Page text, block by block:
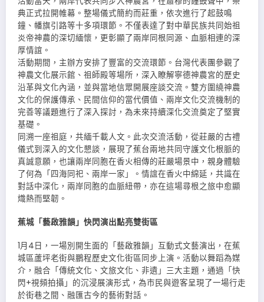
典正式拉開帷幕。整場儀式簡約而莊重，依次進行了起鼓鳴
鐘、幡旗引路等十多項環節。不僅表達了對中華民族共同始祖
炎帝神農的深切緬懷，更彰顯了兩岸同根同源、血脈相連的深
厚情誼。
活動期間，主辦方安排了豐富的交流環節。台灣代表團參觀了
神農文化展示館、祖師殿等場所，深入瞭解寧德神農宮的歷史
沿革與文化內涵，並與當地信眾開展座談交流。雙方圍繞神農
文化的保護傳承、民間信仰的當代價值、兩岸文化交流機制的
完善等議題進行了深入探討，為未來持續深化交流奠定了堅實
基礎。
同溯一座祖庭，共緬千載人文。此次交流活動，從莊嚴的古禮
儀式到深入的文化懇談，展現了蕉台兩地共同守護文化根脈的
真誠意願，也讓兩岸同胞在香火相傳的莊嚴場景中，親身體驗
了何為「四海同祀、兩岸一家」。情誼在香火中綿延，共識在
對話中深化，兩岸同胞的血脈紐帶，亦在這場尋根之旅中愈顯
熾熱而堅韌。
蕉城「藝啟雅韻」快閃演出點亮雙街區
1月4日，一場別開生面的「藝啟雅韻」互動式文藝演出，在蕉
城區蘆坪老街與鵬程歷史文化街區同步上演。活動以舞蹈為媒
介，融合「傳統文化、文旅文化、非遺」三大主題，通過「快
閃+視頻拍攝」的沉浸展演形式，為市民與遊客呈現了一場行走
於街巷之間、融匯古今的藝術對話。